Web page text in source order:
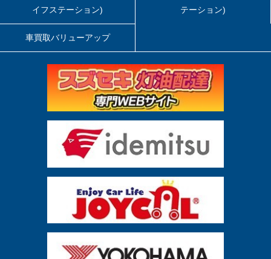
イフステーション)
テーション)
車買取バリューアップ